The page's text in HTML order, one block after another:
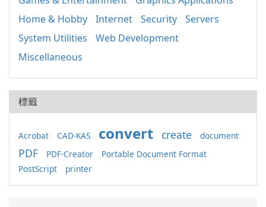
Home & Hobby
Internet Security
Servers
System Utilities
Web Development
Miscellaneous
標籤
Acrobat CAD-KAS convert create document
PDF PDF-Creator
Portable Document Format
PostScript
printer